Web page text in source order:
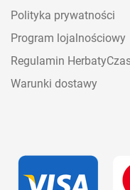
Polityka prywatności
Program lojalnościowy
Regulamin
Warunki dostawy